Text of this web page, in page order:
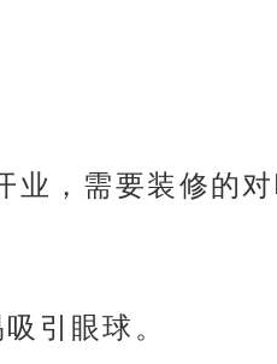
业，需要装修的
引眼球。